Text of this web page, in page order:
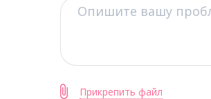
Прикрепить файл